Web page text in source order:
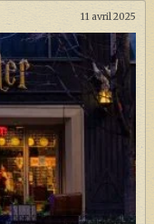
11 avril 2025